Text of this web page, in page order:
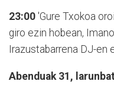
23:00 'Gure Txokoa
giro ezin hobean,
Irazustabarrena DJ-en
Abenduak 31,